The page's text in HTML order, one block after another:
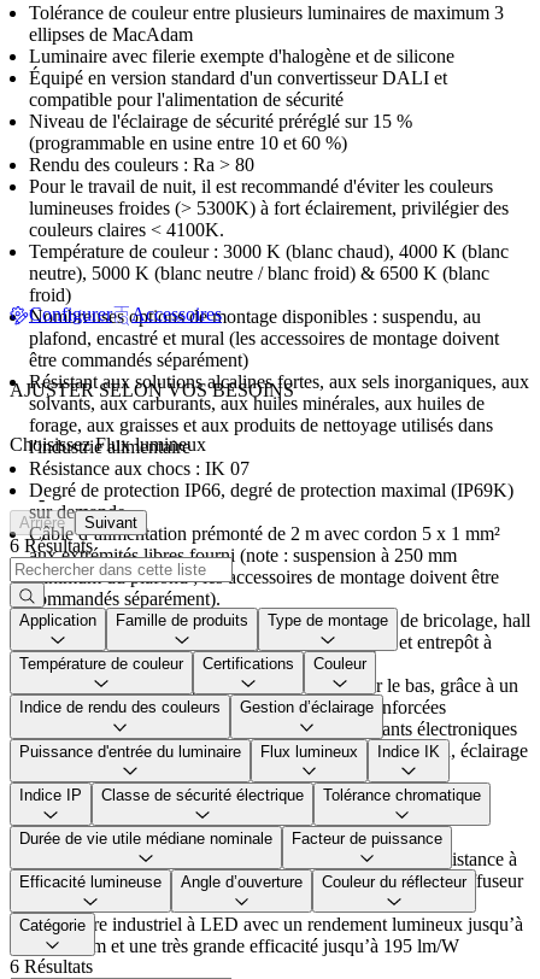
Tolérance de couleur entre plusieurs luminaires de maximum 3
ellipses de MacAdam
Luminaire avec filerie exempte d'halogène et de silicone
Équipé en version standard d'un convertisseur DALI et
compatible pour l'alimentation de sécurité
Niveau de l'éclairage de sécurité préréglé sur 15 %
(programmable en usine entre 10 et 60 %)
Rendu des couleurs : Ra > 80
Pour le travail de nuit, il est recommandé d'éviter les couleurs
lumineuses froides (> 5300K) à fort éclairement, privilégier des
couleurs claires < 4100K.
Température de couleur : 3000 K (blanc chaud), 4000 K (blanc
neutre), 5000 K (blanc neutre / blanc froid) & 6500 K (blanc
froid)
Nombreuses options de montage disponibles : suspendu, au
plafond, encastré et mural (les accessoires de montage doivent
être commandés séparément)
Résistant aux solutions alcalines fortes, aux sels inorganiques, aux
solvants, aux carburants, aux huiles minérales, aux huiles de
forage, aux graisses et aux produits de nettoyage utilisés dans
l'industrie alimentaire
Résistance aux chocs : IK 07
Degré de protection IP66, degré de protection maximal (IP69K)
sur demande
Câble d’alimentation prémonté de 2 m avec cordon 5 x 1 mm²
aux extrémités libres fourni (note : suspension à 250 mm
minimum du plafond ; les accessoires de montage doivent être
commandés séparément).
Champ d’application : hall de montage, magasin de bricolage, hall
de réception, hall d'exposition, espace logistique et entrepôt à
hauts rayonnages
Accès facile aux composants électroniques par le bas, grâce à un
couvercle en polyamide avec fibres de verre renforcées
Pour une protection complète, tous les composants électroniques
en option sont intégrés (capteurs, technologie Bluetooth, éclairage
de sécurité de 3 h d’autonomie, convertisseur)
Répartitions lumineuses : faisceau large (WideBeam WB),
faisceau extra large (VeryWideBeam VWB), faisceau étroit
(NarrowBeam NB)
Température ambiante de fonctionnement : pour une résistance à
la température en version standard (selon le matériau du diffuseur
et le flux lumineux) entre -25°C et +65°C
Luminaire industriel à LED avec un rendement lumineux jusqu’à
21 000 lm et une très grande efficacité jusqu’à 195 lm/W
Configurer Accessoires
AJUSTER SELON VOS BESOINS
Choisissez Flux lumineux
-
Arrière Suivant
6 Résultats
Application Famille de produits Type de montage
Température de couleur Certifications Couleur
Indice de rendu des couleurs Gestion d’éclairage
Puissance d'entrée du luminaire Flux lumineux Indice IK
Indice IP Classe de sécurité électrique Tolérance chromatique
Durée de vie utile médiane nominale Facteur de puissance
Efficacité lumineuse Angle d’ouverture Couleur du réflecteur
Catégorie
6 Résultats